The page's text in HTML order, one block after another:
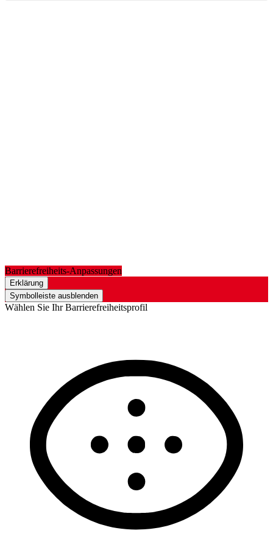
Barrierefreiheits-Anpassungen
Erklärung
Symbolleiste ausblenden
Wählen Sie Ihr Barrierefreiheitsprofil